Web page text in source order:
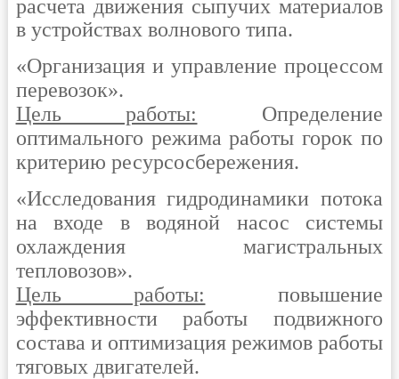
расчета движения сыпучих материалов
в устройствах волнового типа.
«Организация и управление процессом
перевозок».
Цель работы: Определение
оптимального режима работы горок по
критерию ресурсосбережения.
«Исследования гидродинамики потока
на входе в водяной насос системы
охлаждения магистральных
тепловозов».
Цель работы: повышение
эффективности работы подвижного
состава и оптимизация режимов работы
тяговых двигателей.